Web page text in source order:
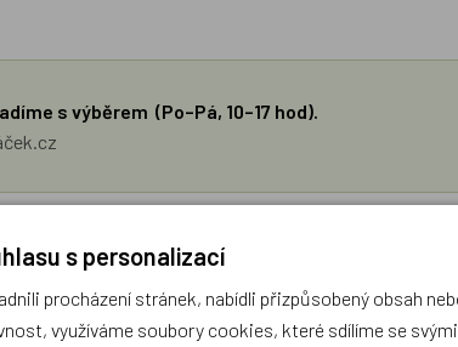
s výběrem (Po–Pá, 10–17 hod).
výhradně názory a stanoviska zákazníků.
Zatím zde nejsou žádné dotazy. Buďte první, kdo
s personalizací
procházení stránek, nabídli přizpůsobený obsah
využíváme soubory cookies, které sdílíme se